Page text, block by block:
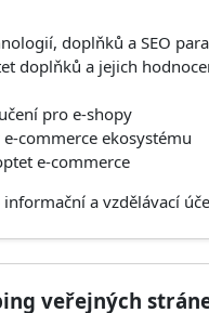
doplňků a SEO
doplňků a jejich
pro e-shopy
commerce ekosystému
e-commerce
a vzdělávací
veřejných